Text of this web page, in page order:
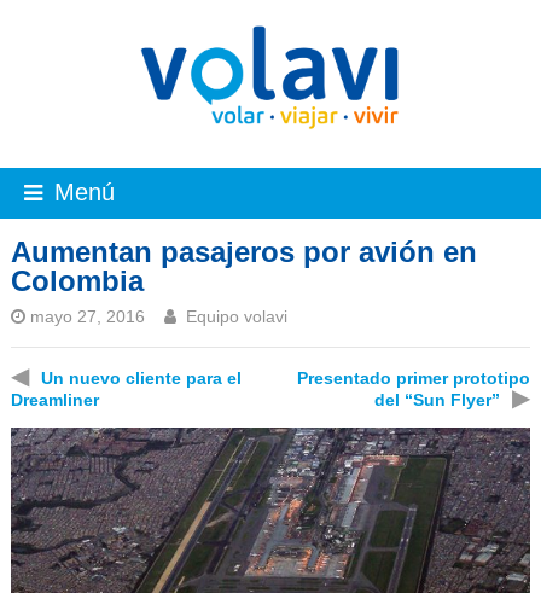
Menú
Aumentan pasajeros por avión en
Colombia
mayo 27, 2016 Equipo volavi
◀
Un nuevo cliente para el
Dreamliner
Presentado primer prototipo
del “Sun Flyer”
▶